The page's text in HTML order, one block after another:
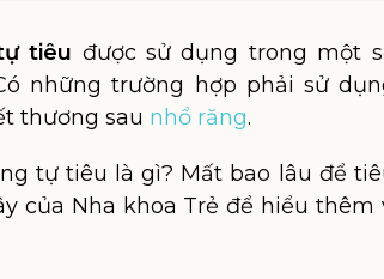
tiêu được sử dụng trong một
những trường hợp phải sử
thương sau nhổ răng.
tự tiêu là gì? Mất bao lâu để
của Nha khoa Trẻ để hiểu